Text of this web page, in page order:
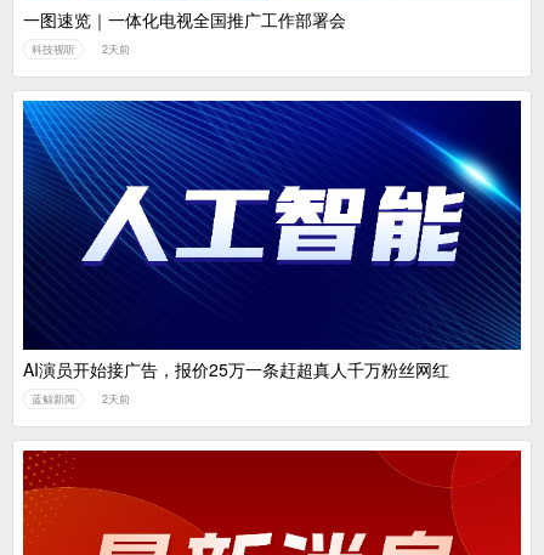
一图速览｜一体化电视全国推广工作部署会
科技视听 2天前
AI演员开始接广告，报价25万一条赶超真人千万粉丝网红
蓝鲸新闻 2天前